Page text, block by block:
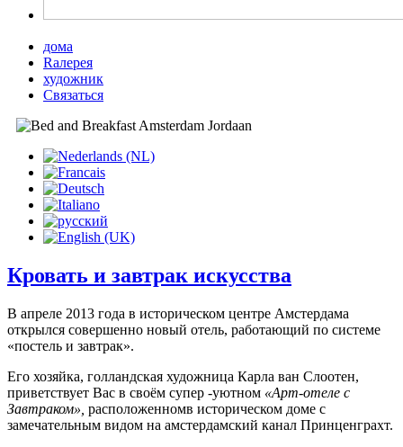
дома
Rалерея
художник
Cвязаться
Кровать и завтрак искусства
В апреле 2013 года в историческом центре Амстердама
открылся совершенно новый отель, работающий по системе
«постель и завтрак».
Его хозяйка, голландская художница Карла ван Слоотен,
приветствует Вас в своём супер -уютном «Арт-отеле с
Завтраком» расположенномв историческом доме с
замечательным видом на амстердамский канал Принценграхт.